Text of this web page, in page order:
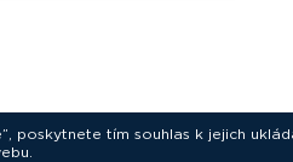
poskytnete tím souhlas k jejich